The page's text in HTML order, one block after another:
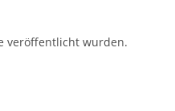
veröffentlicht wurden.